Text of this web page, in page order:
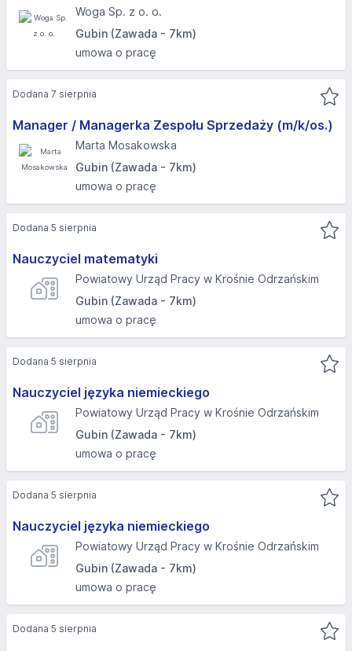
Woga Sp. z o. o.
Gubin (Zawada - 7km)
umowa o pracę
Manager / Managerka Zespołu Sprzedaży (m/k/os.)
Marta Mosakowska
Gubin (Zawada - 7km)
umowa o pracę
Dodana 7 sierpnia
Nauczyciel matematyki
Powiatowy Urząd Pracy w Krośnie Odrzańskim
Gubin (Zawada - 7km)
umowa o pracę
Dodana 5 sierpnia
Nauczyciel języka niemieckiego
Powiatowy Urząd Pracy w Krośnie Odrzańskim
Gubin (Zawada - 7km)
umowa o pracę
Dodana 5 sierpnia
Nauczyciel języka niemieckiego
Powiatowy Urząd Pracy w Krośnie Odrzańskim
Gubin (Zawada - 7km)
umowa o pracę
Dodana 5 sierpnia
Dodana 5 sierpnia